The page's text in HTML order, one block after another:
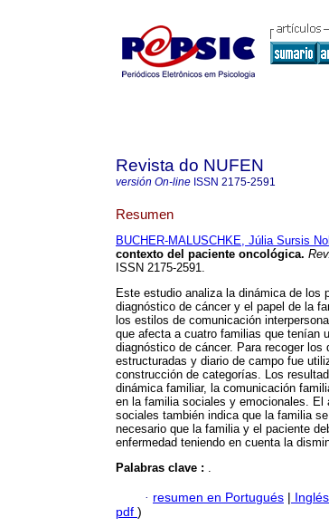
Revista do NUFEN
versión On-line ISSN 2175-2591
Resumen
BUCHER-MALUSCHKE, Júlia Sursis
contexto del paciente oncológica.
ISSN 2175-2591.
Este estudio analiza la dinámica de los
diagnóstico de cáncer y el papel de la
los estilos de comunicación
que afecta a cuatro familias que tenían
diagnóstico de cáncer. Para recoger
estructuradas y diario de campo fue
construcción de categorías. Los
dinámica familiar, la comunicación
en la familia sociales y emocionales.
sociales también indica que la familia
necesario que la familia y el paciente
enfermedad teniendo en cuenta la
Palabras clave : .
· resumen en Portugués | Inglés
pdf )